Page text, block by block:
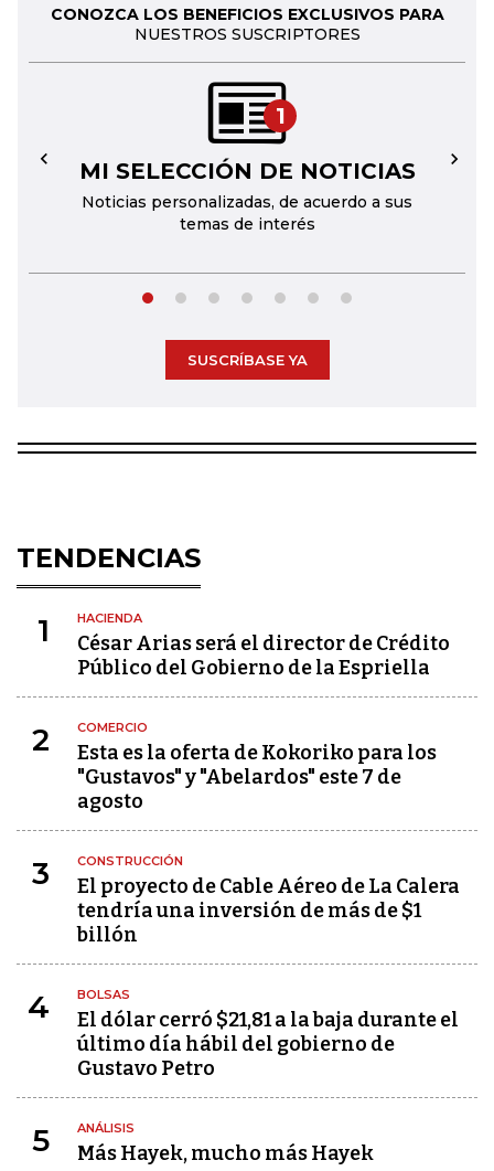
CONOZCA LOS BENEFICIOS EXCLUSIVOS PARA
NUESTROS SUSCRIPTORES
1
MI SELECCIÓN DE NOTICIAS
Noticias personalizadas, de acuerdo a sus
temas de interés
← →
SUSCRÍBASE YA
TENDENCIAS
1 HACIENDA
César Arias será el director de Crédito
Público del Gobierno de la Espriella
2 COMERCIO
Esta es la oferta de Kokoriko para los
"Gustavos" y "Abelardos" este 7 de
agosto
3 CONSTRUCCIÓN
El proyecto de Cable Aéreo de La Calera
tendría una inversión de más de $1
billón
4 BOLSAS
El dólar cerró $21,81 a la baja durante el
último día hábil del gobierno de
Gustavo Petro
5 ANÁLISIS
Más Hayek, mucho más Hayek